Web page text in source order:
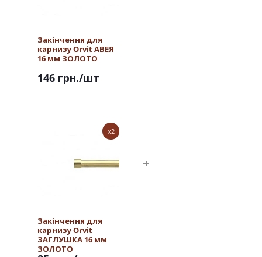
Закінчення для
карнизу Orvit АВЕЯ
16 мм ЗОЛОТО
146 грн./шт
x2
Закінчення для
карнизу Orvit
ЗАГЛУШКА 16 мм
ЗОЛОТО